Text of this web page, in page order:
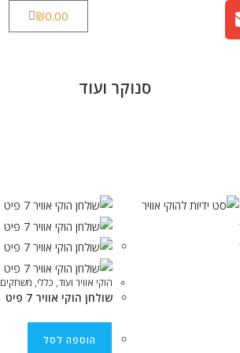
₪0.00
סנוקר ועוד
הוקי אוויר ועוד, כללי, משחקים
שולחן הוקי אוויר 7 פיט
הוספה לסל